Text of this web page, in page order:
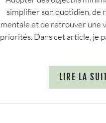
simplifier son quotidien, de
mentale et de retrouver une
priorités. Dans cet article, je
LIRE LA